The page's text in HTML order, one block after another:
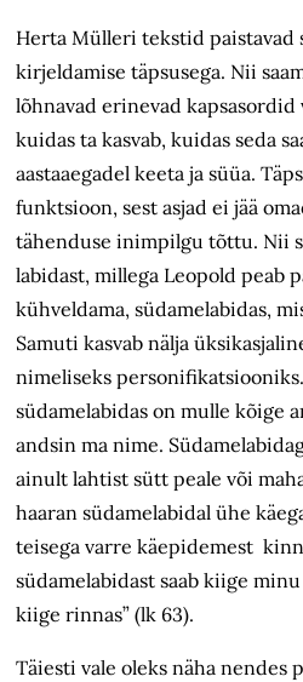
Herta Mülleri tekstid paistavad
kirjeldamise täpsusega. Nii
lõhnavad erinevad kapsasordid
kuidas ta kasvab, kuidas seda
aastaaegadel keeta ja süüa.
funktsioon, sest asjad ei jää
tähenduse inimpilgu tõttu. Nii
labidast, millega Leopold peab
kühveldama, südamelabidas,
Samuti kasvab nälja
nimeliseks
südamelabidas on mulle kõige
andsin ma nime.
ainult lahtist sütt peale või
haaran südamelabidal ühe
teisega varre käepidemest
südamelabidast saab kiige
kiige rinnas” (lk 63).
Täiesti vale oleks näha nendes